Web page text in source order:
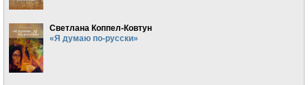
Светлана Коппел-Ковтун
«Я думаю по-русски»